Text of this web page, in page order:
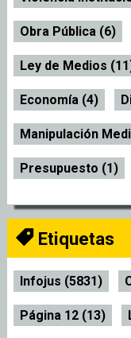
Obra Pública (6)
Ley de Medios
Economía (4)
Manipulación
Presupuesto (1)
Etiquetas
Infojus (5831)
Página 12 (13)